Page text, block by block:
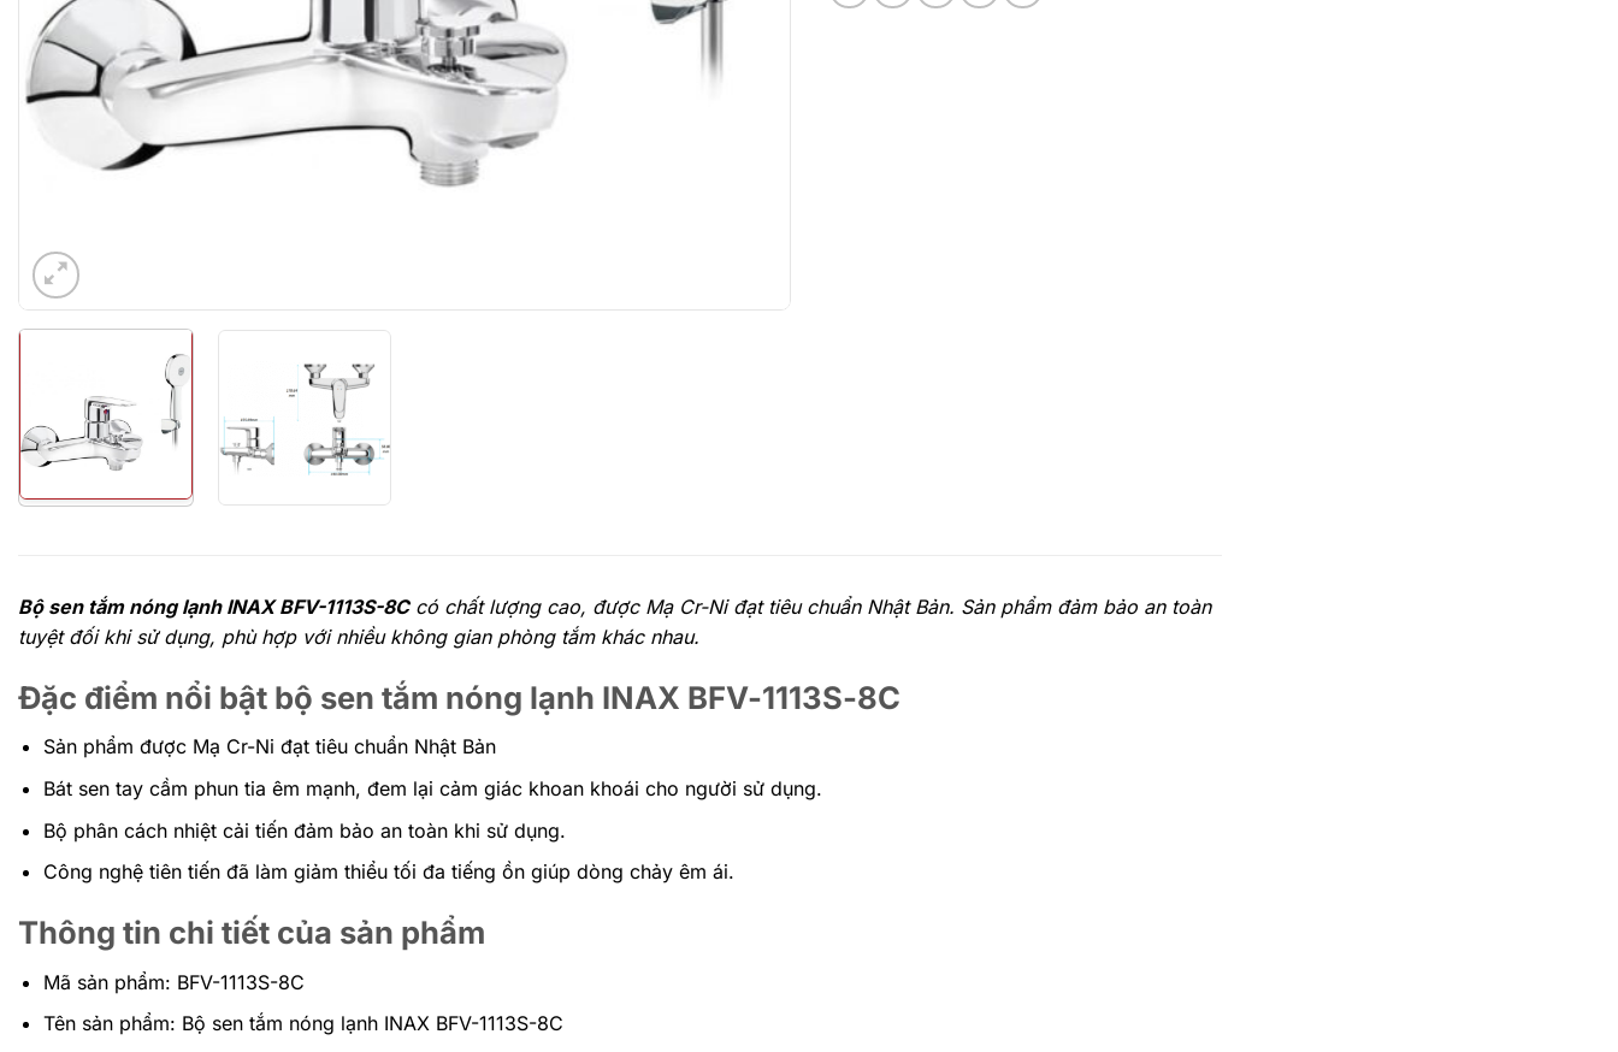
Bộ sen tắm nóng lạnh INAX BFV-1113S-8Ccó chất lượng cao, được Mạ Cr-Ni đạt tiêu chuẩn Nhật Bản. Sản phẩm đảm bảo an toàn
tuyệt đối khi sử dụng, phù hợp với nhiều không gian phòng tắm khác nhau.
Đặc điểm nổi bật bộ sen tắm nóng lạnh INAX BFV-1113S-8C
Sản phẩm được Mạ Cr-Ni đạt tiêu chuẩn Nhật Bản
Bát sen tay cầm phun tia êm mạnh, đem lại cảm giác khoan khoái cho người sử dụng.
Bộ phân cách nhiệt cải tiến đảm bảo an toàn khi sử dụng.
Công nghệ tiên tiến đã làm giảm thiểu tối đa tiếng ồn giúp dòng chảy êm ái.
Thông tin chi tiết của sản phẩm
Mã sản phẩm: BFV-1113S-8C
Tên sản phẩm: Bộ sen tắm nóng lạnh INAX BFV-1113S-8C